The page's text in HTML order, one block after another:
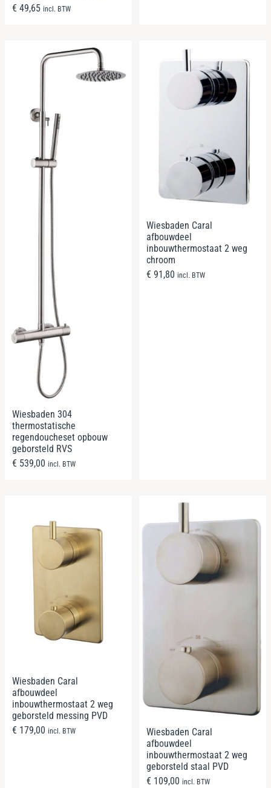
€ 49,65 incl. BTW
Wiesbaden 304
thermostatische
regendoucheset opbouw
geborsteld RVS
€ 539,00 incl. BTW
Wiesbaden Caral
afbouwdeel
inbouwthermostaat 2 weg
chroom
€ 91,80 incl. BTW
Wiesbaden Caral
afbouwdeel
inbouwthermostaat 2 weg
geborsteld messing PVD
€ 179,00 incl. BTW
Wiesbaden Caral
afbouwdeel
inbouwthermostaat 2 weg
geborsteld staal PVD
€ 109,00 incl. BTW